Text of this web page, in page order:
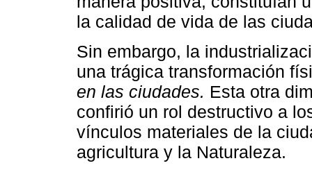
la calidad de vida de las
Sin embargo, la
una trágica transformación
en las ciudades. Esta otra
confirió un rol destructivo a
vínculos materiales de la
agricultura y la Naturaleza.